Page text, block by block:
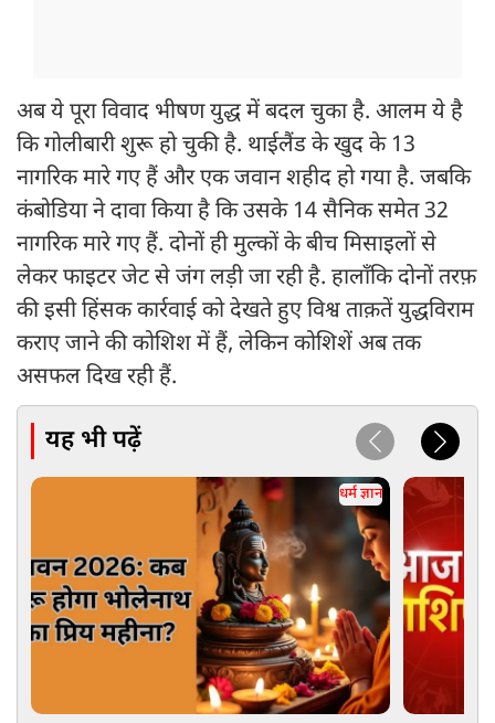
अब ये पूरा विवाद भीषण युद्ध में बदल चुका है. आलम ये है
कि गोलीबारी शुरू हो चुकी है. थाईलैंड के खुद के 13
नागरिक मारे गए हैं और एक जवान शहीद हो गया है. जबकि
कंबोडिया ने दावा किया है कि उसके 14 सैनिक समेत 32
नागरिक मारे गए हैं. दोनों ही मुल्कों के बीच मिसाइलों से
लेकर फाइटर जेट से जंग लड़ी जा रही है. हालाँकि दोनों तरफ़
की इसी हिंसक कार्रवाई को देखते हुए विश्व ताक़तें युद्धविराम
कराए जाने की कोशिश में हैं, लेकिन कोशिशें अब तक
असफल दिख रही हैं.
यह भी पढ़ें
धर्म ज्ञान